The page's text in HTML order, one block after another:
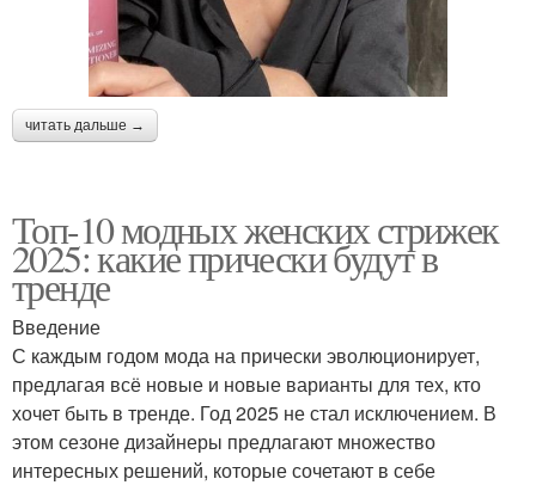
читать дальше →
Топ-10 модных женских стрижек
2025: какие прически будут в
тренде
Введение
С каждым годом мода на прически эволюционирует,
предлагая всё новые и новые варианты для тех, кто
хочет быть в тренде. Год 2025 не стал исключением. В
этом сезоне дизайнеры предлагают множество
интересных решений, которые сочетают в себе